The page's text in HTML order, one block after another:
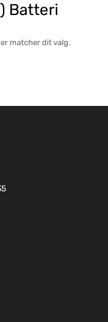
Batteri
matcher dit valg.